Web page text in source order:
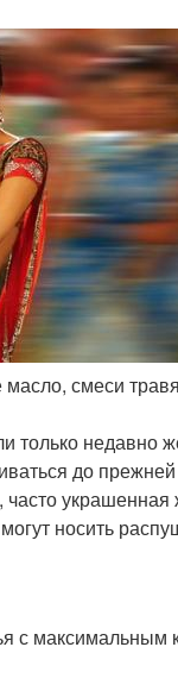
смеси
недавно
до
часто
носить
с максимальным